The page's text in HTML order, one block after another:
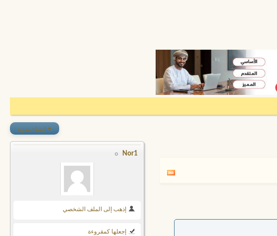
+ إنشاء مدونة
Nor1
إذهب إلى الملف الشخصي
إجعلها كمقروءة